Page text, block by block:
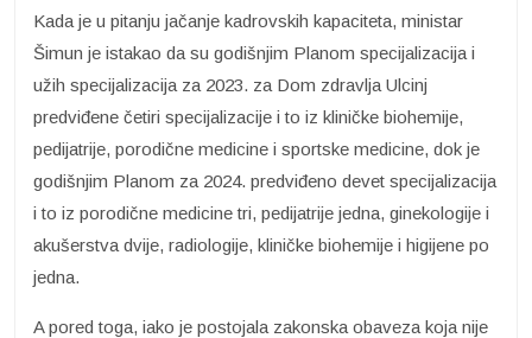
Kada je u pitanju jačanje kadrovskih kapaciteta, ministar
Šimun je istakao da su godišnjim Planom specijalizacija i
užih specijalizacija za 2023. za Dom zdravlja Ulcinj
predviđene četiri specijalizacije i to iz kliničke biohemije,
pedijatrije, porodične medicine i sportske medicine, dok je
godišnjim Planom za 2024. predviđeno devet specijalizacija
i to iz porodične medicine tri, pedijatrije jedna, ginekologije i
akušerstva dvije, radiologije, kliničke biohemije i higijene po
jedna.
A pored toga, iako je postojala zakonska obaveza koja nije